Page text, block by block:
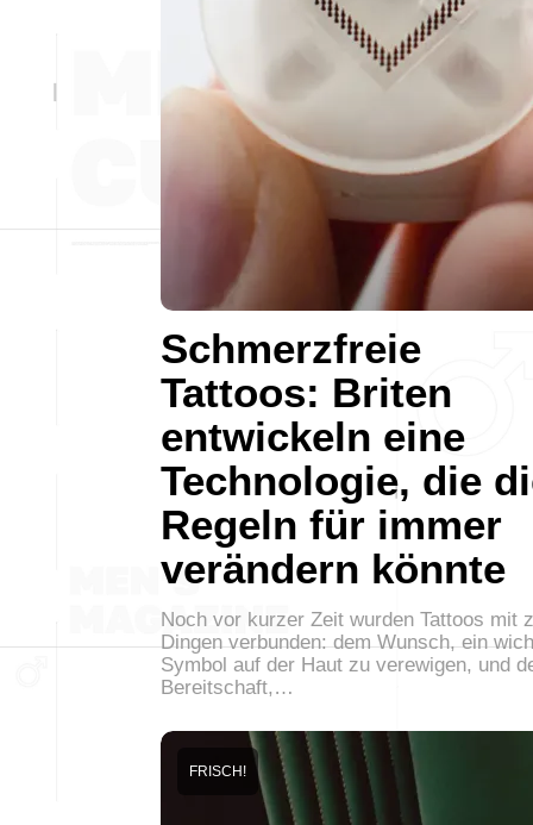
Schmerzfreie
Tattoos: Briten
entwickeln eine
Technologie, die
Regeln für immer
verändern könnte
Noch vor kurzer Zeit wurden Tattoos mit
Dingen verbunden: dem Wunsch, ein
Symbol auf der Haut zu verewigen, und
Bereitschaft,…
FRISCH!